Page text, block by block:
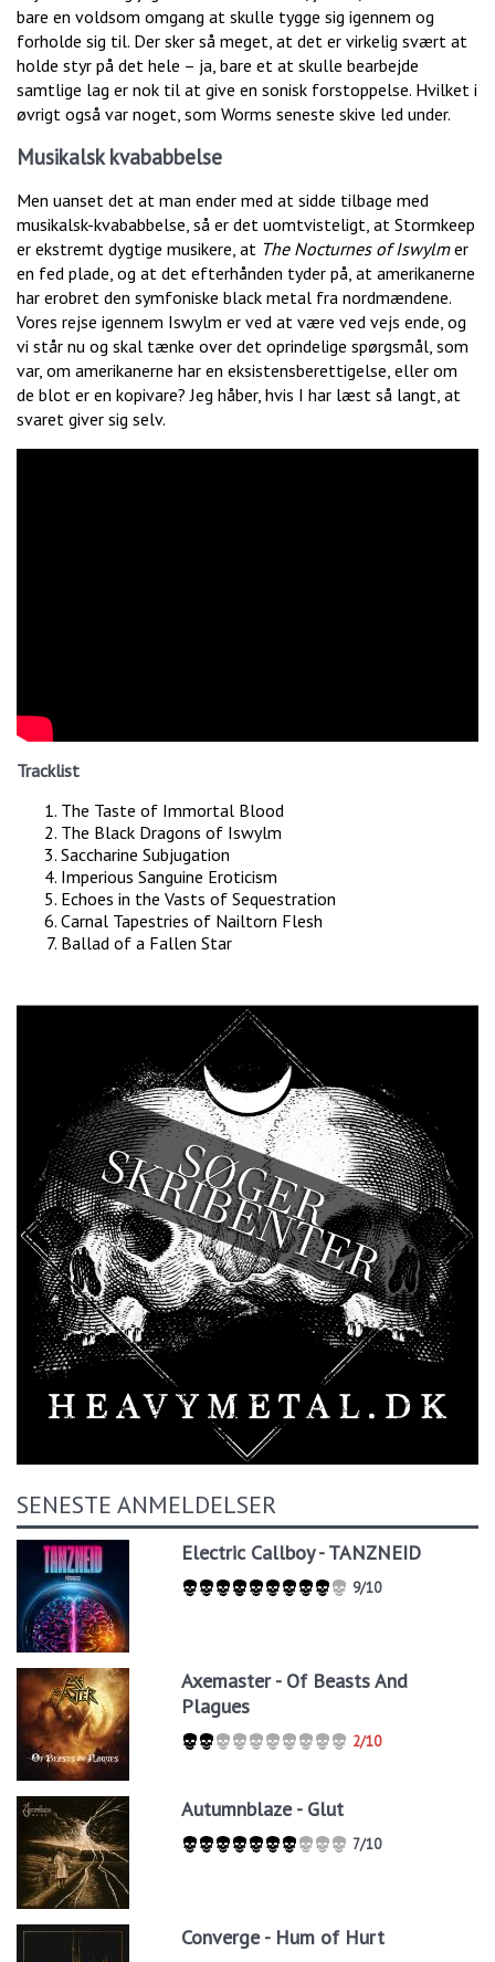
bare en voldsom omgang at skulle tygge sig igennem og
forholde sig til. Der sker så meget, at det er virkelig svært at
holde styr på det hele – ja, bare et at skulle bearbejde
samtlige lag er nok til at give en sonisk forstoppelse. Hvilket i
øvrigt også var noget, som Worms seneste skive led under.
Musikalsk kvababbelse
Men uanset det at man ender med at sidde tilbage med
musikalsk-kvababbelse, så er det uomtvisteligt, at Stormkeep
er ekstremt dygtige musikere, at The Nocturnes of Iswylmer
en fed plade, og at det efterhånden tyder på, at amerikanerne
har erobret den symfoniske black metal fra nordmændene.
Vores rejse igennem Iswylm er ved at være ved vejs ende, og
vi står nu og skal tænke over det oprindelige spørgsmål, som
var, om amerikanerne har en eksistensberettigelse, eller om
de blot er en kopivare? Jeg håber, hvis I har læst så langt, at
svaret giver sig selv.
Tracklist
The Taste of Immortal Blood
The Black Dragons of Iswylm
Saccharine Subjugation
Imperious Sanguine Eroticism
Echoes in the Vasts of Sequestration
Carnal Tapestries of Nailtorn Flesh
Ballad of a Fallen Star
SENESTE ANMELDELSER
Electric Callboy - TANZNEID
9/10
Axemaster - Of Beasts And
Plagues
2/10
Autumnblaze - Glut
7/10
Converge - Hum of Hurt